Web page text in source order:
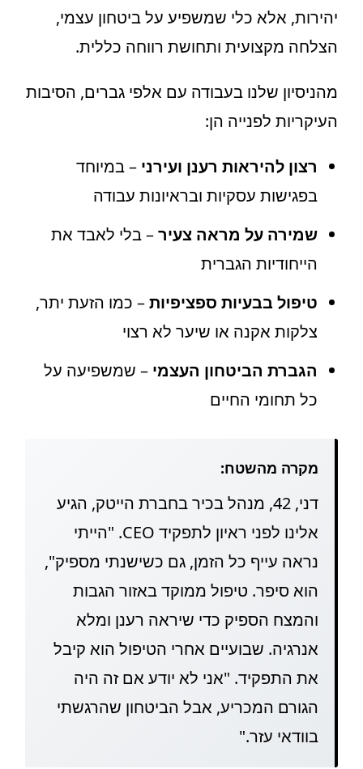
יהירות, אלא כלי שמשפיע על ביטחון עצמי,
הצלחה מקצועית ותחושת רווחה כללית.
מהניסיון שלנו בעבודה עם אלפי גברים, הסיבות
העיקריות לפנייה הן:
רצון להיראות רענן ועירני – במיוחד
בפגישות עסקיות ובראיונות עבודה
שמירה על מראה צעיר– בלי לאבד את
הייחודיות הגברית
טיפול בבעיות ספציפיות– כמו הזעת יתר,
צלקות אקנה או שיער לא רצוי
הגברת הביטחון העצמי – שמשפיעה על
כל תחומי החיים
מקרה מהשטח:
דני, 42, מנהל בכיר בחברת הייטק, הגיע
אלינו לפני ראיון לתפקיד CEO. "הייתי
נראה עייף כל הזמן, גם כשישנתי מספיק",
הוא סיפר. טיפול ממוקד באזור הגבות
והמצח הספיק כדי שיראה רענן ומלא
אנרגיה. שבועיים אחרי הטיפול הוא קיבל
את התפקיד. "אני לא יודע אם זה היה
הגורם המכריע, אבל הביטחון שהרגשתי
בוודאי עזר."